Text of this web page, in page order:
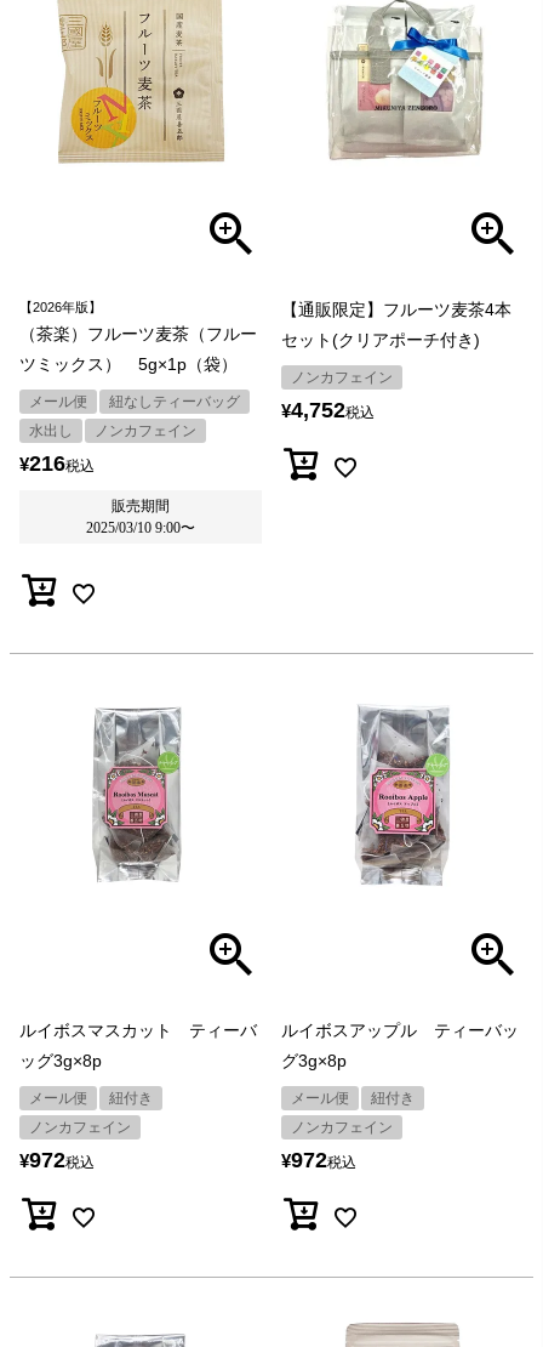
【2026年版】
（茶楽）フルーツ麦茶（フルー
ツミックス） 5g×1p（袋）
メール便
紐なしティーバッグ
水出し
ノンカフェイン
¥216税込
販売期間
2025/03/10 9:00〜
【通販限定】フルーツ麦茶4本
セット(クリアポーチ付き)
ノンカフェイン
¥4,752税込
ルイボスマスカット ティーバ
ッグ3g×8p
メール便
紐付き
ノンカフェイン
¥972税込
ルイボスアップル ティーバッ
グ3g×8p
メール便
紐付き
ノンカフェイン
¥972税込